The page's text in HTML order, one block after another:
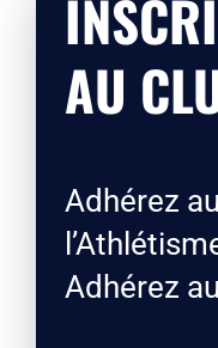
AU
Adhérez
Adhérez